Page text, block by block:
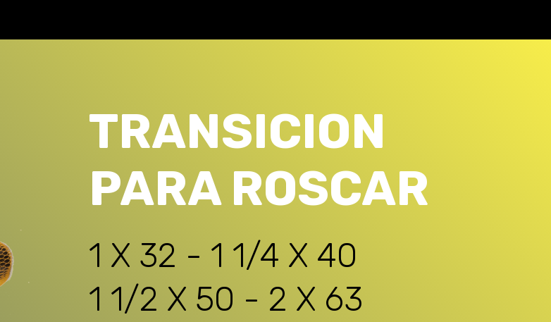
TRANSICION
PARA ROSCAR
1 X 32 - 1 1/4 X 40
1 1/2 X 50 - 2 X 63